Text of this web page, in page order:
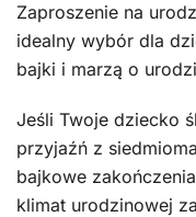
Zaproszenie na
idealny wybór dla
bajki i marzą o
Jeśli Twoje dziecko
przyjaźń z
bajkowe
klimat urodzinowej